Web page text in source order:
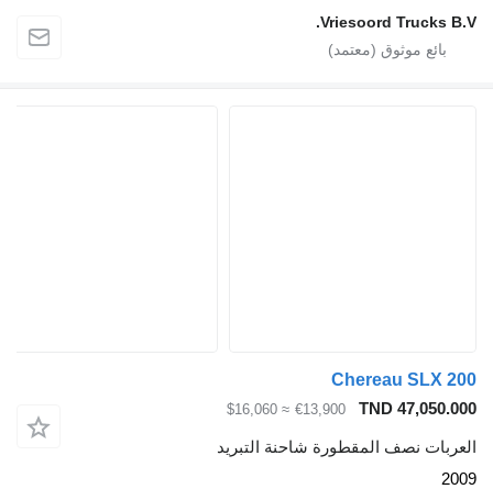
Vriesoord Trucks
Chereau SLX
TND
€13,900
≈ $16,060
نصف المقطورة شاحنة التبريد